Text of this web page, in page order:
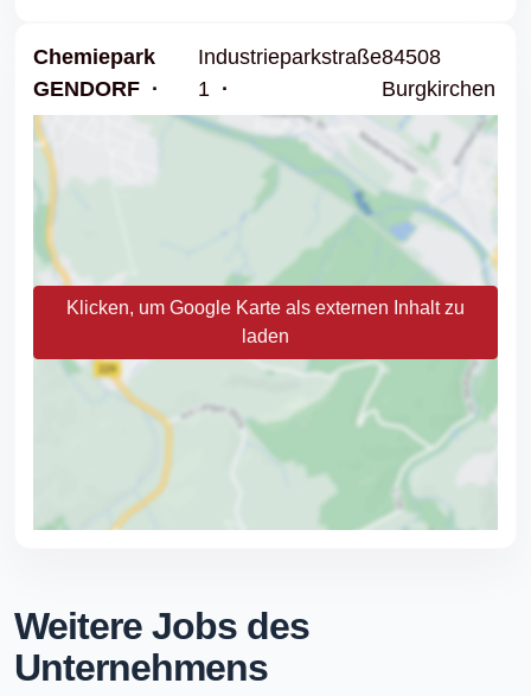
Chemiepark
GENDORF
Industrieparkstraße
1
84508
Burgkirchen
Klicken, um Google Karte als externen Inhalt zu
laden
Weitere Jobs des
Unternehmens